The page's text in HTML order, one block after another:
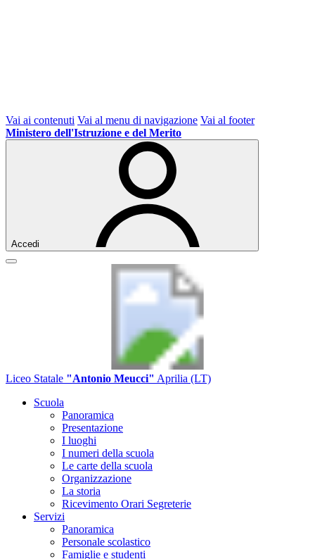
Vai ai contenuti Vai al menu di navigazione Vai al footer
Ministero dell'Istruzione e del Merito
Accedi
Liceo Statale "Antonio Meucci" Aprilia (LT)
Scuola
Panoramica
Presentazione
I luoghi
I numeri della scuola
Le carte della scuola
Organizzazione
La storia
Ricevimento Orari Segreterie
Servizi
Panoramica
Personale scolastico
Famiglie e studenti